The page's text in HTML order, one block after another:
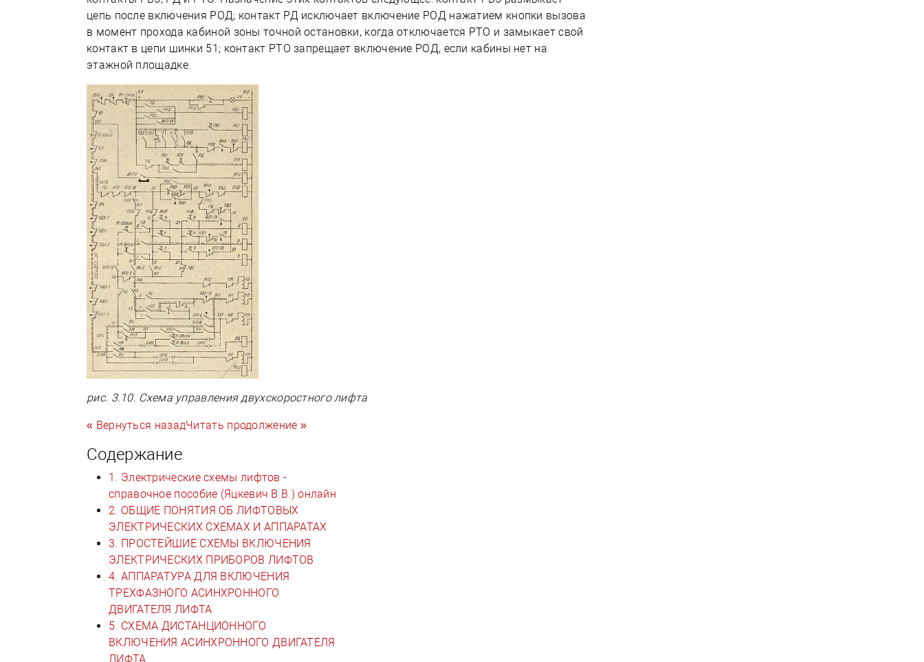
цепь после включения РОД; контакт РД исключает включение РОД нажатием кнопки вызова
в момент прохода кабиной зоны точной остановки, когда отключается РТО и замыкает свой
контакт в цепи шинки 51; контакт РТО запрещает включение РОД, если кабины нет на
этажной площадке.
рис. 3.10. Схема управления двухскоростного лифта
« Вернуться назадЧитать продолжение »
Содержание
1. Электрические схемы лифтов -
справочное пособие (Яцкевич В.В.) онлайн
2. ОБЩИЕ ПОНЯТИЯ ОБ ЛИФТОВЫХ
ЭЛЕКТРИЧЕСКИХ СХЕМАХ И АППАРАТАХ
3. ПРОСТЕЙШИЕ СХЕМЫ ВКЛЮЧЕНИЯ
ЭЛЕКТРИЧЕСКИХ ПРИБОРОВ ЛИФТОВ
4. АППАРАТУРА ДЛЯ ВКЛЮЧЕНИЯ
ТРЕХФАЗНОГО АСИНХРОННОГО
ДВИГАТЕЛЯ ЛИФТА
5. СХЕМА ДИСТАНЦИОННОГО
ВКЛЮЧЕНИЯ АСИНХРОННОГО ДВИГАТЕЛЯ
ЛИФТА